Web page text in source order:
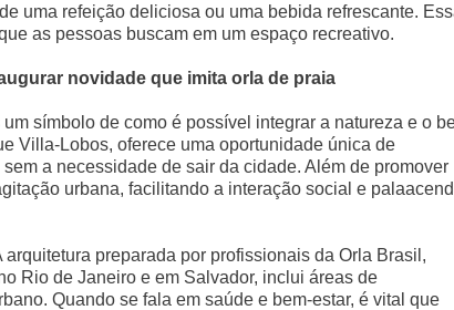
uma refeição deliciosa ou uma bebida refrescante.
as pessoas buscam em um espaço recreativo.
novidade que imita orla de praia
símbolo de como é possível integrar a natureza e o
Villa-Lobos, oferece uma oportunidade única de
a necessidade de sair da cidade. Além de promover
urbana, facilitando a interação social e
preparada por profissionais da Orla Brasil,
Rio de Janeiro e em Salvador, inclui áreas de
Quando se fala em saúde e bem-estar, é vital que